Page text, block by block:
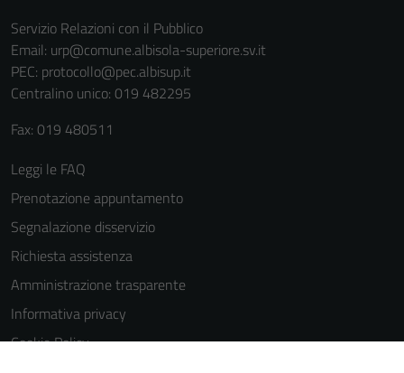
Servizio Relazioni con il Pubblico
Email: urp@comune.albisola-superiore.sv.it
PEC: protocollo@pec.albisup.it
Centralino unico: 019 482295
Fax: 019 480511
Leggi le FAQ
Prenotazione appuntamento
Segnalazione disservizio
Richiesta assistenza
Amministrazione trasparente
Informativa privacy
Cookie Policy